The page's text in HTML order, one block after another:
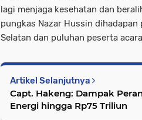
lagi menjaga kesehatan dan
pungkas Nazar Hussin
Selatan dan puluhan peserta
Artikel Selanjutnya
Capt. Hakeng: Dampak
Energi hingga Rp75 Triliun